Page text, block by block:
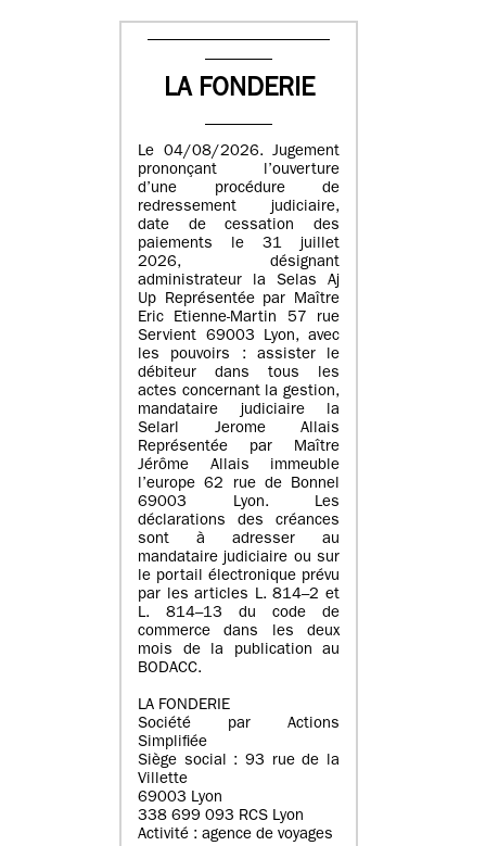
LA FONDERIE
Le 04/08/2026. Jugement
prononçant l’ouverture
d’une procédure de
redressement judiciaire,
date de cessation des
paiements le 31 juillet
2026, désignant
administrateur la Selas Aj
Up Représentée par Maître
Eric Etienne-Martin 57 rue
Servient 69003 Lyon, avec
les pouvoirs : assister le
débiteur dans tous les
actes concernant la gestion,
mandataire judiciaire la
Selarl Jerome Allais
Représentée par Maître
Jérôme Allais immeuble
l’europe 62 rue de Bonnel
69003 Lyon. Les
déclarations des créances
sont à adresser au
mandataire judiciaire ou sur
le portail électronique prévu
par les articles L. 814–2 et
L. 814–13 du code de
commerce dans les deux
mois de la publication au
BODACC.
LA FONDERIE
Société par Actions
Simplifiée
Siège social : 93 rue de la
Villette
69003 Lyon
338 699 093 RCS Lyon
Activité : agence de voyages